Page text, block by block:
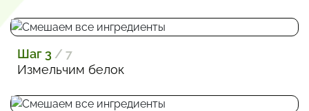
Шаг 3 / 7
Измельчим белок